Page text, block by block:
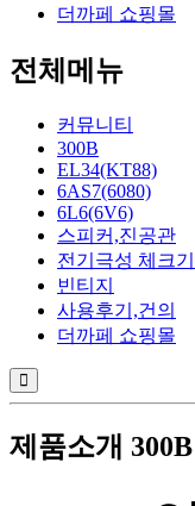
더까페 쇼핑몰
전체메뉴
커뮤니티
300B
EL34(KT88)
6AS7(6080)
6L6(6V6)
스피커,진공관
전기극성 체크기
빈티지
사용후기,건의
더까페 쇼핑몰
제품소개